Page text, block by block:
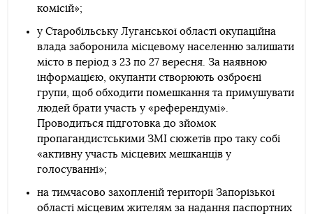
комісій»;
у Старобільську Луганської області окупаційна
влада заборонила місцевому населенню залишати
місто в період з 23 по 27 вересня. За наявною
інформацією, окупанти створюють озброєні
групи, щоб обходити помешкання та примушувати
людей брати участь у «референдумі».
Проводиться підготовка до зйомок
пропагандистськими ЗМІ сюжетів про таку собі
«активну участь місцевих мешканців у
голосуванні»;
на тимчасово захопленій території Запорізької
області місцевим жителям за надання паспортних